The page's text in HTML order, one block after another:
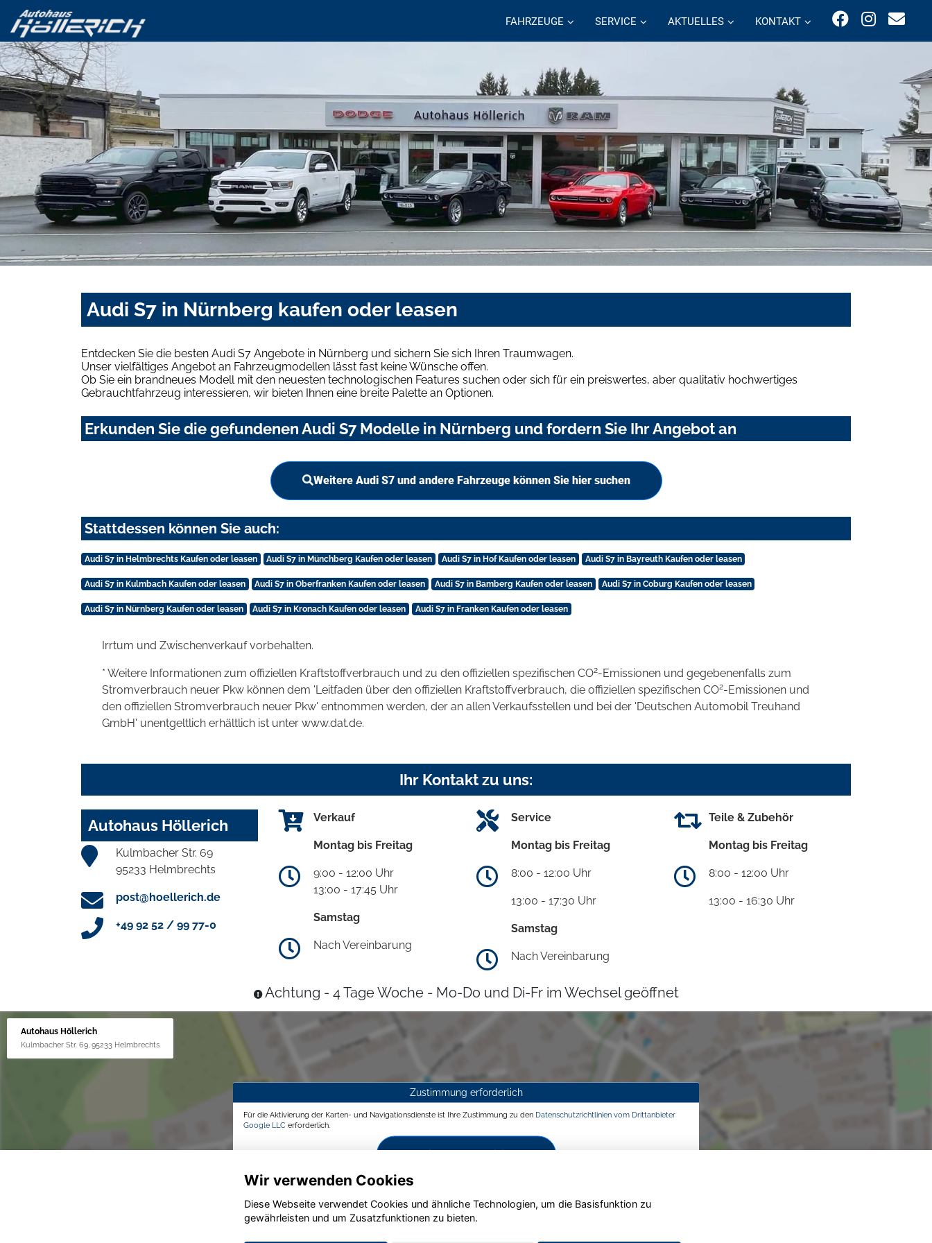
FAHRZEUGE SERVICE AKTUELLES KONTAKT
Audi S7 in Nürnberg kaufen oder leasen
Entdecken Sie die besten Audi S7 Angebote in Nürnberg und sichern Sie sich Ihren Traumwagen.
Unser vielfältiges Angebot an Fahrzeugmodellen lässt fast keine Wünsche offen.
Ob Sie ein brandneues Modell mit den neuesten technologischen Features suchen oder sich für ein preiswertes, aber qualitativ hochwertiges
Gebrauchtfahrzeug interessieren, wir bieten Ihnen eine breite Palette an Optionen.
Erkunden Sie die gefundenen Audi S7 Modelle in Nürnberg und fordern Sie Ihr Angebot an
Weitere Audi S7 und andere Fahrzeuge können Sie hier suchen
Stattdessen können Sie auch:
Audi S7 in Helmbrechts Kaufen oder leasen Audi S7 in Münchberg Kaufen oder leasen Audi S7 in Hof Kaufen oder leasen Audi S7 in Bayreuth Kaufen oder leasen
Audi S7 in Kulmbach Kaufen oder leasen Audi S7 in Oberfranken Kaufen oder leasen Audi S7 in Bamberg Kaufen oder leasen Audi S7 in Coburg Kaufen oder leasen
Audi S7 in Nürnberg Kaufen oder leasen Audi S7 in Kronach Kaufen oder leasen Audi S7 in Franken Kaufen oder leasen
Irrtum und Zwischenverkauf vorbehalten.
* Weitere Informationen zum offiziellen Kraftstoffverbrauch und zu den offiziellen spezifischen CO2-Emissionen und gegebenenfalls zum
Stromverbrauch neuer Pkw können dem 'Leitfaden über den offiziellen Kraftstoffverbrauch, die offiziellen spezifischen CO2-Emissionen und
den offiziellen Stromverbrauch neuer Pkw' entnommen werden, der an allen Verkaufsstellen und bei der 'Deutschen Automobil Treuhand
GmbH' unentgeltlich erhältlich ist unter www.dat.de.
Ihr Kontakt zu uns:
Autohaus Höllerich
Kulmbacher Str. 69
95233 Helmbrechts
post@hoellerich.de
+49 92 52 / 99 77-0
Verkauf
Montag bis Freitag
9:00 - 12:00 Uhr
13:00 - 17:45 Uhr
Samstag
Nach Vereinbarung
Service
Montag bis Freitag
8:00 - 12:00 Uhr
13:00 - 17:30 Uhr
Samstag
Nach Vereinbarung
Teile & Zubehör
Montag bis Freitag
8:00 - 12:00 Uhr
13:00 - 16:30 Uhr
Achtung - 4 Tage Woche - Mo-Do und Di-Fr im Wechsel geöffnet
Autohaus Höllerich
Kulmbacher Str. 69, 95233 Helmbrechts
Zustimmung erforderlich
Für die Aktivierung der Karten- und Navigationsdienste ist Ihre Zustimmung zu den Datenschutzrichtlinien vom Drittanbieter
Google LLC erforderlich.
Zustimmen und aktivieren
Wir verwenden Cookies
Diese Webseite verwendet Cookies und ähnliche Technologien, um die Basisfunktion zu
gewährleisten und um Zusatzfunktionen zu bieten.